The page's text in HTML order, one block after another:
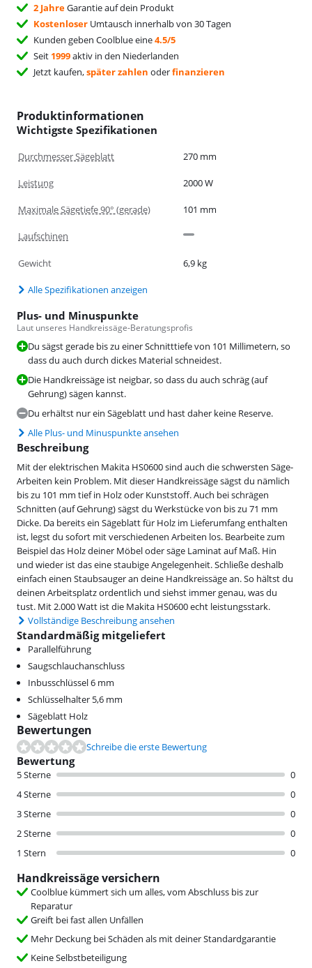
2 JahreGarantie auf dein Produkt
Kostenloser Umtausch innerhalb von 30 Tagen
Kunden geben Coolblue eine4.5/5
Seit 1999aktiv in den Niederlanden
Jetzt kaufen,später zahlen oderfinanzieren
Produktinformationen
Wichtigste Spezifikationen
Durchmesser Sägeblatt 270 mm
Leistung 2000 W
Maximale Sägetiefe 90° (gerade) 101 mm
Laufschinen
Gewicht 6,9 kg
Alle Spezifikationen anzeigen
Plus- und Minuspunkte
Laut unseres Handkreissäge-Beratungsprofis
Du sägst gerade bis zu einer Schnitttiefe von 101 Millimetern, so
dass du auch durch dickes Material schneidest.
Die Handkreissäge ist neigbar, so dass du auch schräg (auf
Gehrung) sägen kannst.
Du erhältst nur ein Sägeblatt und hast daher keine Reserve.
Alle Plus- und Minuspunkte ansehen
Beschreibung
Mit der elektrischen Makita HS0600 sind auch die schwersten Säge-
Arbeiten kein Problem. Mit dieser Handkreissäge sägst du nämlich
bis zu 101 mm tief in Holz oder Kunststoff. Auch bei schrägen
Schnitten (auf Gehrung) sägst du Werkstücke von bis zu 71 mm
Dicke. Da bereits ein Sägeblatt für Holz im Lieferumfang enthalten
ist, legst du sofort mit verschiedenen Arbeiten los. Bearbeite zum
Beispiel das Holz deiner Möbel oder säge Laminat auf Maß. Hin
und wieder ist das eine staubige Angelegenheit. Schließe deshalb
einfach einen Staubsauger an deine Handkreissäge an. So hältst du
deinen Arbeitsplatz ordentlich und siehst immer genau, was du
tust. Mit 2.000 Watt ist die Makita HS0600 echt leistungsstark.
Vollständige Beschreibung ansehen
Standardmäßig mitgeliefert
Parallelführung
Saugschlauchanschluss
Inbusschlüssel 6 mm
Schlüsselhalter 5,6 mm
Sägeblatt Holz
Bewertungen
Schreibe die erste Bewertung
Bewertung
5 Sterne
0
4 Sterne
0
3 Sterne
0
2 Sterne
0
1 Stern
0
Handkreissäge versichern
Coolblue kümmert sich um alles, vom Abschluss bis zur
Reparatur
Greift bei fast allen Unfällen
Mehr Deckung bei Schäden als mit deiner Standardgarantie
Keine Selbstbeteiligung